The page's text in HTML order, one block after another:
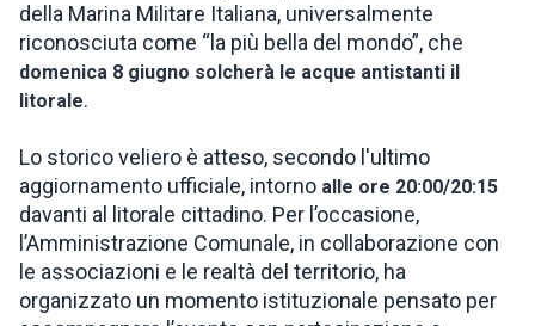
CONTACTS
ITA
della Marina Militare Italiana, universalmente
riconosciuta come “la più bella del mondo”, che
domenica 8 giugno solcherà le acque antistanti il
litorale.
Lo storico veliero è atteso, secondo l'ultimo
aggiornamento ufficiale, intorno alle ore 20:00/20:15
davanti al litorale cittadino. Per l’occasione,
l’Amministrazione Comunale, in collaborazione con
le associazioni e le realtà del territorio, ha
organizzato un momento istituzionale pensato per